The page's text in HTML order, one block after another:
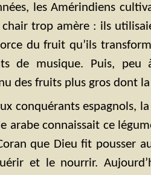
les Amérindiens
trop amère : ils
du fruit qu’ils
de musique. Puis,
des fruits plus gros dont
conquérants espagnols,
arabe connaissait ce
que Dieu fit pousser
et le nourrir.